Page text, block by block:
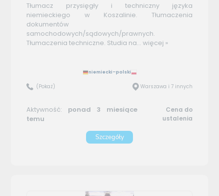
Tłumacz przysięgły i techniczny języka
niemieckiego w Koszalinie. Tłumaczenia
dokumentów
samochodowych/sądowych/prawnych.
Tłumaczenia techniczne. Studia na... więcej »
niemiecki–polski
(Pokaż) Warszawa i 7 innych
Aktywność: ponad 3 miesiące
temu
Cena do
ustalenia
Szczegóły